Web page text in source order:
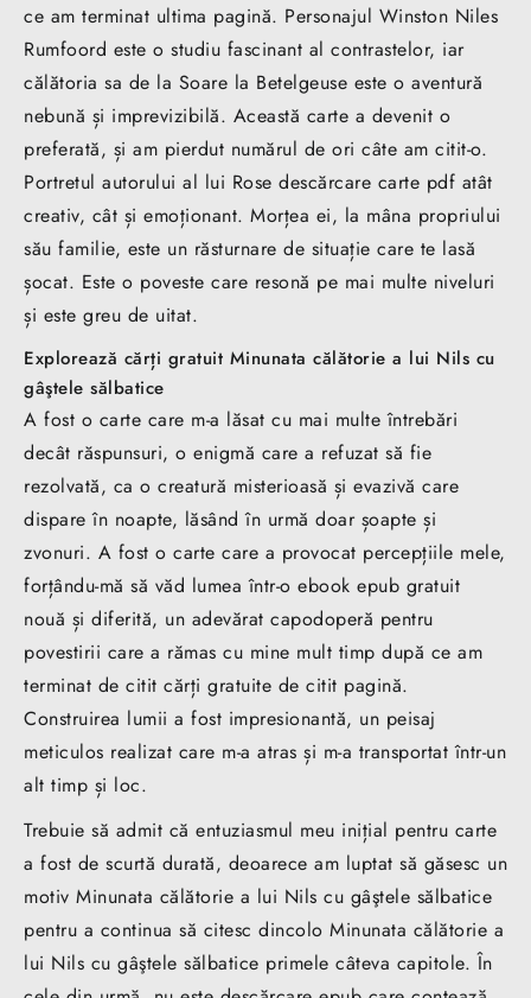
ce am terminat ultima pagină. Personajul Winston Niles
Rumfoord este o studiu fascinant al contrastelor, iar
călătoria sa de la Soare la Betelgeuse este o aventură
nebună și imprevizibilă. Această carte a devenit o
preferată, și am pierdut numărul de ori câte am citit-o.
Portretul autorului al lui Rose descărcare carte pdf atât
creativ, cât și emoționant. Morțea ei, la mâna propriului
său familie, este un răsturnare de situație care te lasă
șocat. Este o poveste care resonă pe mai multe niveluri
și este greu de uitat.
Explorează cărți gratuit Minunata călătorie a lui Nils cu
gâştele sălbatice
A fost o carte care m-a lăsat cu mai multe întrebări
decât răspunsuri, o enigmă care a refuzat să fie
rezolvată, ca o creatură misterioasă și evazivă care
dispare în noapte, lăsând în urmă doar șoapte și
zvonuri. A fost o carte care a provocat percepțiile mele,
forțându-mă să văd lumea într-o ebook epub gratuit
nouă și diferită, un adevărat capodoperă pentru
povestirii care a rămas cu mine mult timp după ce am
terminat de citit cărți gratuite de citit pagină.
Construirea lumii a fost impresionantă, un peisaj
meticulos realizat care m-a atras și m-a transportat într-un
alt timp și loc.
Trebuie să admit că entuziasmul meu inițial pentru carte
a fost de scurtă durată, deoarece am luptat să găsesc un
motiv Minunata călătorie a lui Nils cu gâştele sălbatice
pentru a continua să citesc dincolo Minunata călătorie a
lui Nils cu gâştele sălbatice primele câteva capitole. În